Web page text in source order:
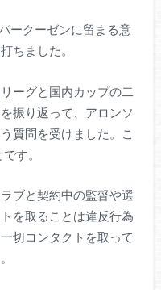
ークーゼンに留まる意
ちました。
ーグと国内カップの二
振り返って、アロンソ
質問を受けました。こ
す。
ブと契約中の監督や選
を取ることは違反行為
切コンタクトを取って